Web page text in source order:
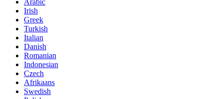
Arabic
Irish
Greek
Turkish
Italian
Danish
Romanian
Indonesian
Czech
Afrikaans
Swedish